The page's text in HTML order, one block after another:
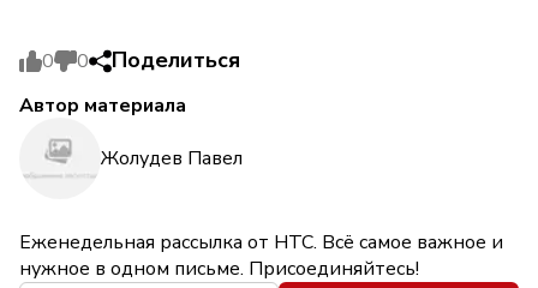
0 0 Поделиться
Автор материала
Жолудев Павел
Еженедельная рассылка от НТС. Всё самое важное и
нужное в одном письме. Присоединяйтесь!